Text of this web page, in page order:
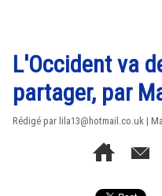
L'Occident va
partager, par
Rédigé par lila13@hotmail.co.uk |